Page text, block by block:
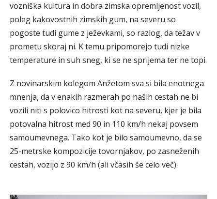
vozniška kultura in dobra zimska opremljenost vozil,
poleg kakovostnih zimskih gum, na severu so
pogoste tudi gume z ježevkami, so razlog, da težav v
prometu skoraj ni. K temu pripomorejo tudi nizke
temperature in suh sneg, ki se ne sprijema ter ne topi.
Z novinarskim kolegom Anžetom sva si bila enotnega
mnenja, da v enakih razmerah po naših cestah ne bi
vozili niti s polovico hitrosti kot na severu, kjer je bila
potovalna hitrost med 90 in 110 km/h nekaj povsem
samoumevnega. Tako kot je bilo samoumevno, da se
25-metrske kompozicije tovornjakov, po zasneženih
cestah, vozijo z 90 km/h (ali včasih še celo več).